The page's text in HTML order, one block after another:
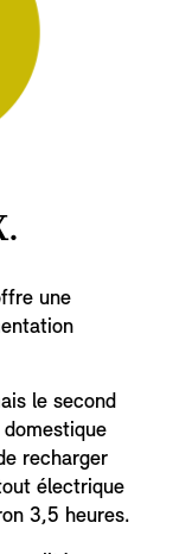
une
le second
recharger
électrique
3,5 heures.